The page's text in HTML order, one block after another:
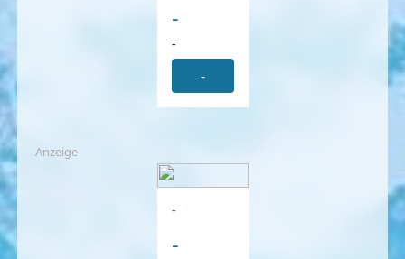
-
-
-
Anzeige
-
-